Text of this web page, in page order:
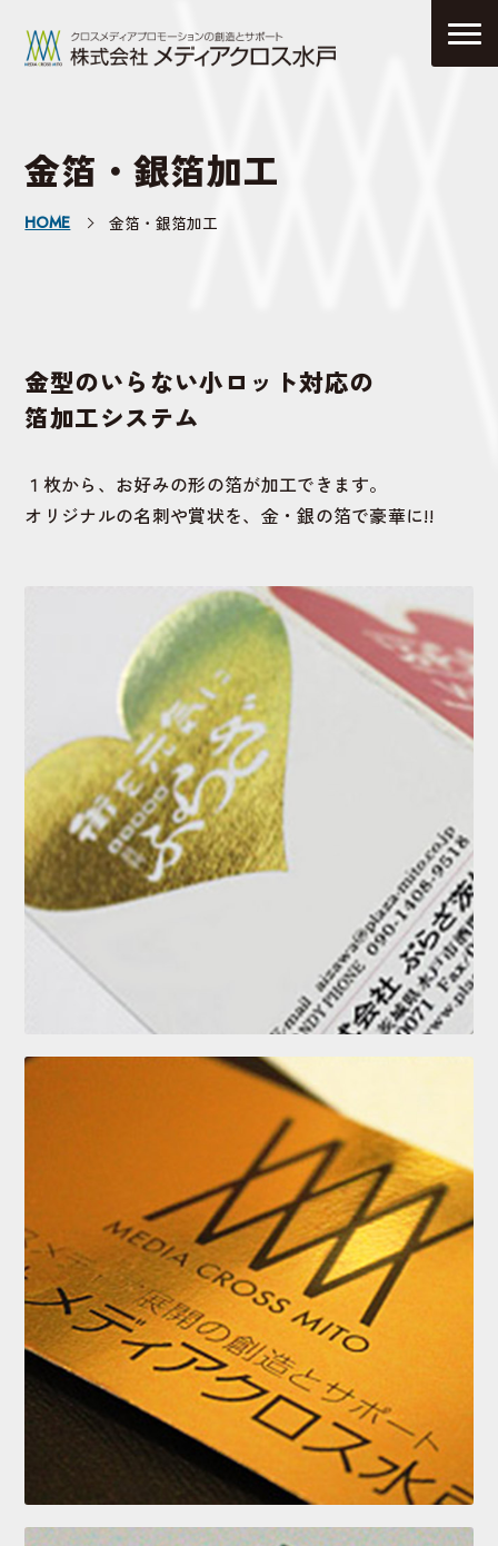
金箔・銀箔加工
HOME 金箔・銀箔加工
金型のいらない小ロット対応の
箔加工システム
１枚から、お好みの形の箔が加工できます。
オリジナルの名刺や賞状を、金・銀の箔で豪華に!!